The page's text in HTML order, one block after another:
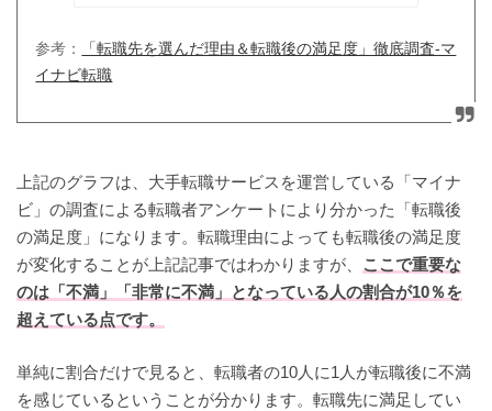
参考：
「転職先を選んだ理由＆転職後の満足度」徹底調査-マ
イナビ転職
上記のグラフは、大手転職サービスを運営している「マイナ
ビ」の調査による転職者アンケートにより分かった「転職後
の満足度」になります。転職理由によっても転職後の満足度
が変化することが上記記事ではわかりますが、 ここで重要な
のは「不満」「非常に不満」となっている人の割合が10％を
超えている点です。
単純に割合だけで見ると、転職者の10人に1人が転職後に不満
を感じているということが分かります。転職先に満足してい